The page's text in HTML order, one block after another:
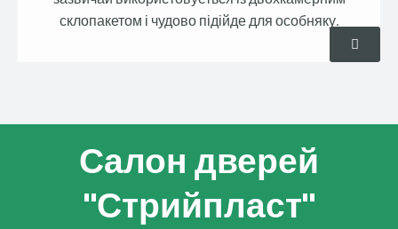
склопакетом і чудово підійде для особняку.
Салон дверей
"Стрийпласт"